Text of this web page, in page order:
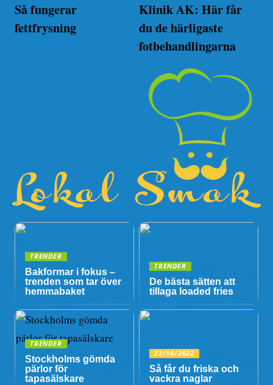
Så fungerar
fettfrysning
Klinik AK: Här får
du de härligaste
fotbehandlingarna
TRENDER
Bakformar i fokus –
trenden som tar över
hemmabaket
TRENDER
De bästa sätten att
tillaga loaded fries
TRENDER
Stockholms gömda
pärlor för
tapasälskare
22/10/2022
Så får du friska och
vackra naglar